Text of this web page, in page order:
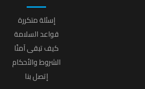
إسئلة متكررة
قواعد السلامة
كيف تبقى آمنًا
الشروط والأحكام
إتصل بنا